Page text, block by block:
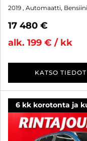
2019 , Automaatti,
17 480 €
alk. 199 € / kk
KATSO TIEDOT
6 kk korotonta ja